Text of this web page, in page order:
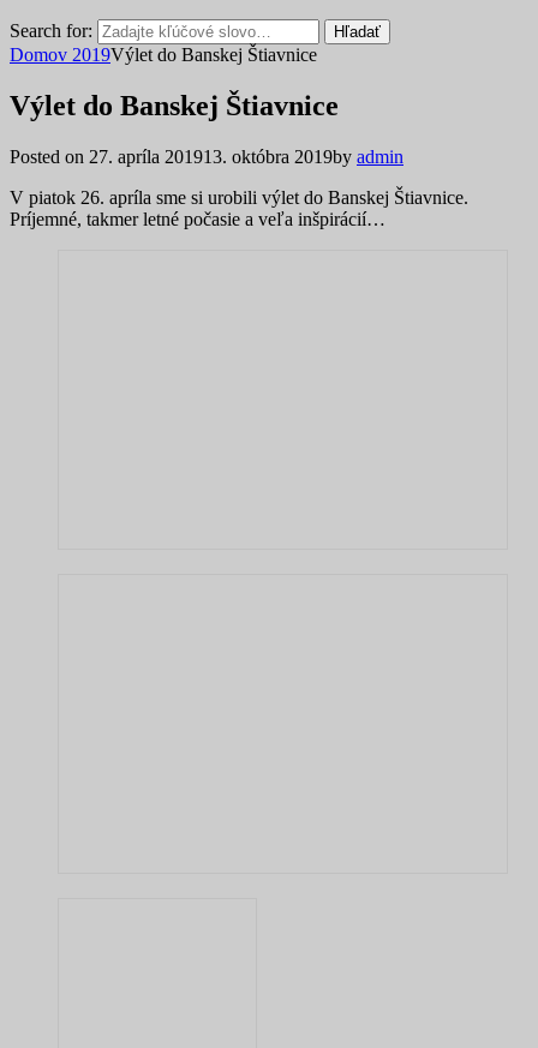
Search for: Hľadať
Domov 2019Výlet do Banskej Štiavnice
Výlet do Banskej Štiavnice
Posted on 27. apríla 201913. októbra 2019by admin
V piatok 26. apríla sme si urobili výlet do Banskej Štiavnice.
Príjemné, takmer letné počasie a veľa inšpirácií…